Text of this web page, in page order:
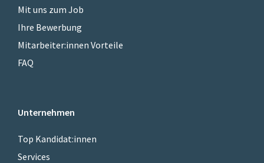
Mit uns zum Job
Ihre Bewerbung
Mitarbeiter:innen Vorteile
FAQ
Unternehmen
Top Kandidat:innen
Services